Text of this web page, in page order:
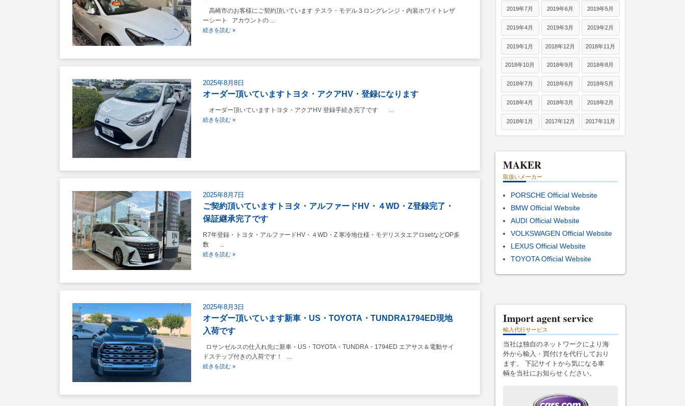
高崎市のお客様にご契約頂いています テスラ・モデル３ロングレンジ・内装ホワイトレザ
ーシート アカウントの ...
続きを読む »
2025年8月8日
オーダー頂いていますトヨタ・アクアHV・登録になります
オーダー頂いていますトヨタ・アクアHV 登録手続き完了です ...
続きを読む »
2025年8月7日
ご契約頂いていますトヨタ・アルファードHV・４WD・Z登録完了・
保証継承完了です
R7年登録・トヨタ・アルファードHV・４WD・Z 寒冷地仕様・モデリスタエアロsetなどOP多
数 ...
続きを読む »
2025年8月3日
オーダー頂いています新車・US・TOYOTA・TUNDRA1794ED現地
入荷です
ロサンゼルスの仕入れ先に新車・US・TOYOTA・TUNDRA・1794ED エアサス＆電動サイ
ドステップ付きの入荷です！ ...
続きを読む »
2019年7月 2019年6月 2019年5月
2019年4月 2019年3月 2019年2月
2019年1月 2018年12月 2018年11月
2018年10月 2018年9月 2018年8月
2018年7月 2018年6月 2018年5月
2018年4月 2018年3月 2018年2月
2018年1月 2017年12月 2017年11月
MAKER
取扱いメーカー
PORSCHE Official Website
BMW Official Website
AUDI Official Website
VOLKSWAGEN Official Website
LEXUS Official Website
TOYOTA Official Website
Import agent service
輸入代行サービス
当社は独自のネットワークにより海
外から輸入・買付けを代行しており
ます。 下記サイトから気になる車
輌を当社にお知らせください。